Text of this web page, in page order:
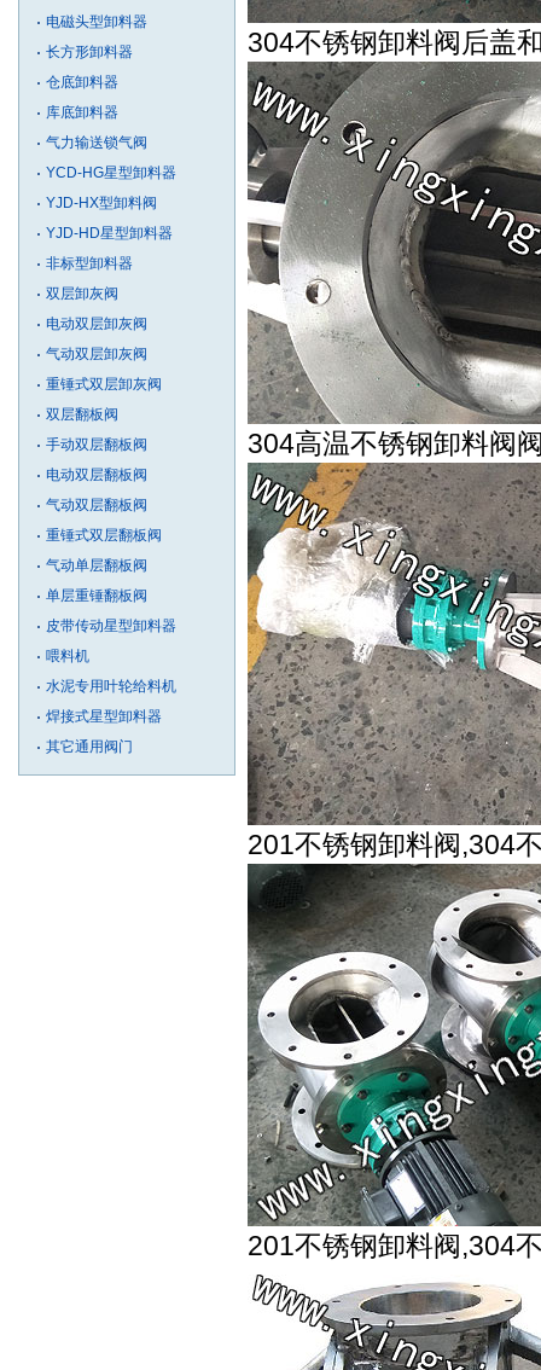
电磁头型卸料器
长方形卸料器
仓底卸料器
库底卸料器
气力输送锁气阀
YCD-HG星型卸料器
YJD-HX型卸料阀
YJD-HD星型卸料器
非标型卸料器
双层卸灰阀
电动双层卸灰阀
气动双层卸灰阀
重锤式双层卸灰阀
双层翻板阀
手动双层翻板阀
电动双层翻板阀
气动双层翻板阀
重锤式双层翻板阀
气动单层翻板阀
单层重锤翻板阀
皮带传动星型卸料器
喂料机
水泥专用叶轮给料机
焊接式星型卸料器
其它通用阀门
304不锈钢卸料阀后盖
304高温不锈钢卸料阀
201不锈钢卸料阀,304
201不锈钢卸料阀,304